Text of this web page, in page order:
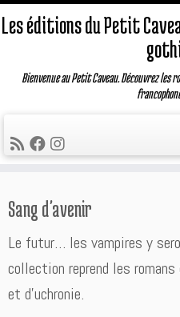
au
contenu
Les éditions du Petit
Bienvenue au Petit Caveau. Découvrez les
Sang d'avenir
Le futur… les vampires y
collection reprend les
et d’uchronie.